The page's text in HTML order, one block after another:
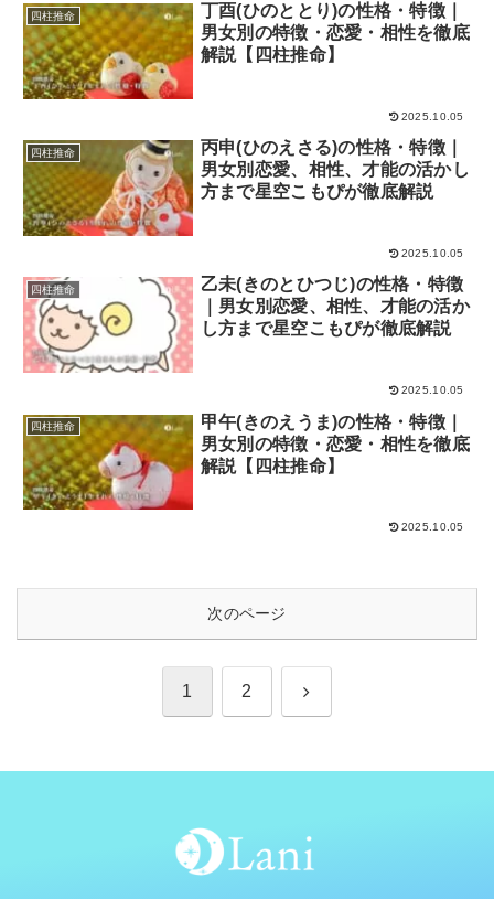
四柱推命
丁酉(ひのととり)の性格・特徴｜
男女別の特徴・恋愛・相性を徹底
解説【四柱推命】
2025.10.05
四柱推命
丙申(ひのえさる)の性格・特徴｜
男女別恋愛、相性、才能の活かし
方まで星空こもぴが徹底解説
2025.10.05
四柱推命
乙未(きのとひつじ)の性格・特徴
｜男女別恋愛、相性、才能の活か
し方まで星空こもぴが徹底解説
2025.10.05
四柱推命
甲午(きのえうま)の性格・特徴｜
男女別の特徴・恋愛・相性を徹底
解説【四柱推命】
2025.10.05
次のページ
1 2 次